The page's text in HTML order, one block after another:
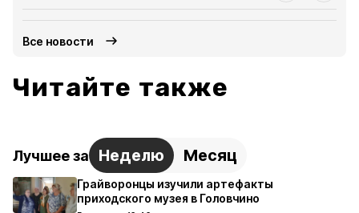
Все новости
Читайте также
Лучшее за Неделю Месяц
Грайворонцы изучили артефакты
приходского музея в Головчино